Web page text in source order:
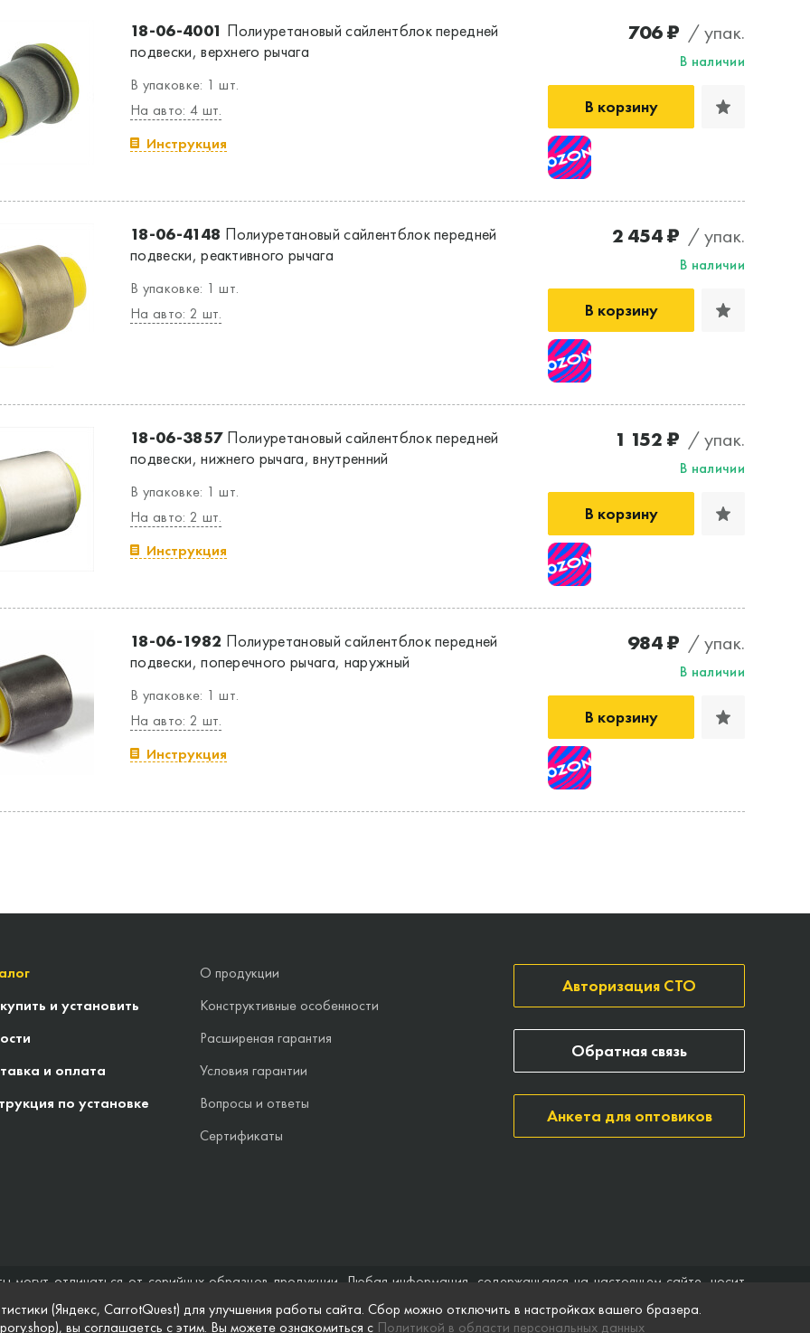
18-06-4001 Полиуретановый сайлентблок передней
подвески, верхнего рычага
В упаковке: 1 шт.
На авто: 4 шт.
Инструкция
706 ₽ / упак.
В наличии
В корзину
18-06-4148 Полиуретановый сайлентблок передней
подвески, реактивного рычага
В упаковке: 1 шт.
На авто: 2 шт.
2 454 ₽ / упак.
В наличии
В корзину
18-06-3857Полиуретановый сайлентблок передней
подвески, нижнего рычага, внутренний
В упаковке: 1 шт.
На авто: 2 шт.
Инструкция
1 152 ₽ / упак.
В наличии
В корзину
18-06-1982 Полиуретановый сайлентблок передней
подвески, поперечного рычага, наружный
В упаковке: 1 шт.
На авто: 2 шт.
Инструкция
984 ₽ / упак.
В наличии
В корзину
и установить
и оплата
по установке
О продукции
Конструктивные особенности
Расширеная гарантия
Условия гарантии
Вопросы и ответы
Сертификаты
Авторизация СТО
Анкета для оптовиков
Обратная связь
могут отличаться от серийных образцов продукции. Любая информация, содержащаяся на настоящем сайте, носит
не может быть расценена как предложение заключить договор (публичная оферта). Компания Точка опоры
полноты информации на веб-сайте, а также по поводу беспрепятственного доступа к нему в любое время. Технические
(Яндекс, CarrotQuest) для улучшения работы сайта. Сбор можно отключить в настройках вашего бразера.
вы соглашаетсь с этим. Вы можете ознакомиться с Политикой в области персональных данных